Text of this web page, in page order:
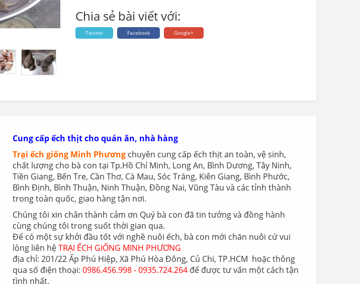
Chia sẻ bài viết với:
Twitter Facebook Google+
Cung cấp ếch thịt cho quán ăn, nhà hàng
Trại ếch giống Minh Phươngchuyên cung cấp ếch thịt an toàn, vệ sinh,
chất lượng cho bà con tại Tp.Hồ Chí Minh, Long An, Bình Dương, Tây Ninh,
Tiền Giang, Bến Tre, Cần Thơ, Cà Mau, Sóc Trăng, Kiên Giang, Bình Phước,
Bình Định, Bình Thuận, Ninh Thuận, Đồng Nai, Vũng Tàu và các tỉnh thành
trong toàn quốc, giao hàng tận nơi.
Chúng tôi xin chân thành cảm ơn Quý bà con đã tin tưởng và đồng hành
cùng chúng tôi trong suốt thời gian qua.
Để có một sự khởi đầu tốt với nghề nuôi ếch, bà con mới chăn nuôi cứ vui
lòng liên hệTRẠI ẾCH GIỐNG MINH PHƯƠNG
địa chỉ: 201/22 Ấp Phú Hiệp, Xã Phú Hòa Đông, Củ Chi, TP.HCM hoặc thông
qua số điện thoại: 0986.456.998 - 0935.724.264 để được tư vấn một cách tận
tình nhất.